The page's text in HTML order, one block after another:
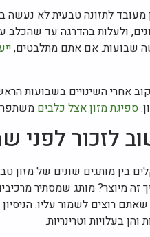
ולעלות בהדרגה עד שהכלב
שבועות. אם אתם מתלבטים,
אחרי השינויים בשבועות
ספיגת מזון אצל כלבים
לזכור לפני
בין מותגים שונים של מזון
זה מיוצר? מותג שמסתיר
רוצים לשמור עליו.
והן בעלויות וטרינריות.